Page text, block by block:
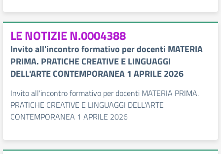
LE NOTIZIE N.0004388
Invito all'incontro formativo per docenti MATERIA
PRIMA. PRATICHE CREATIVE E LINGUAGGI
DELL'ARTE CONTEMPORANEA 1 APRILE 2026
Invito all'incontro formativo per docenti MATERIA PRIMA.
PRATICHE CREATIVE E LINGUAGGI DELL'ARTE
CONTEMPORANEA 1 APRILE 2026